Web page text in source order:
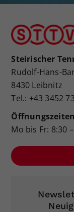
Steirischer
Rudolf-Hans-
8430 Leibnitz
Tel.: +43 3452
Mo bis Fr: 8:30